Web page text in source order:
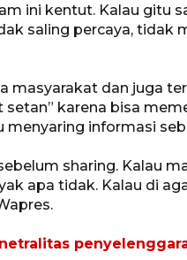
ini kentut. Kalau gitu
saling percaya, tidak
masyarakat dan juga
karena bisa
informasi
sharing. Kalau
apa tidak. Kalau di